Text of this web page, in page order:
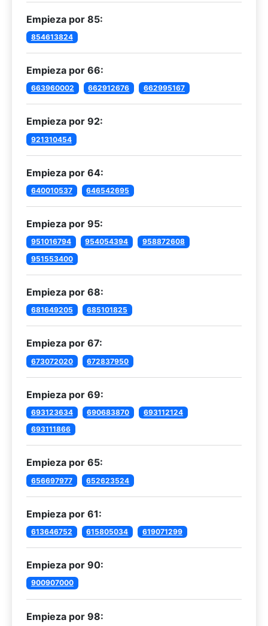
Empieza por 85:
854613824
Empieza por 66:
663960002 662912676 662995167
Empieza por 92:
921310454
Empieza por 64:
640010537 646542695
Empieza por 95:
951016794 954054394
958872608
951553400
Empieza por 68:
681649205 685101825
Empieza por 67:
673072020 672837950
Empieza por 69:
693123634 690683870
693112124
693111866
Empieza por 65:
656697977 652623524
Empieza por 61:
613646752 615805034 619071299
Empieza por 90:
900907000
Empieza por 98: